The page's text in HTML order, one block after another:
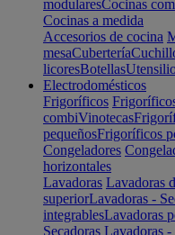
modularesCocinas
Cocinas a medida
Accesorios de cocina
mesaCubertería
licoresBotellas
Electrodomésticos
Frigoríficos
combiVinotecas
pequeñosFrigoríficos
Congeladores
horizontales
Lavadoras Lavadoras
superiorLavadoras -
integrablesLavadoras
Secadoras Lavadoras -